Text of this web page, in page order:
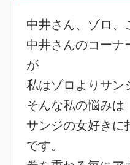
中井さん、ゾロ、
中井さんのコーナ
が
私はゾロよりサン
そんな私の悩みは
サンジの女好きに
です。